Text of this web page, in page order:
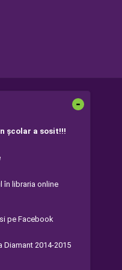
-
şcolar a sosit!!!
în libraria online
pe Facebook
Diamant 2014-2015